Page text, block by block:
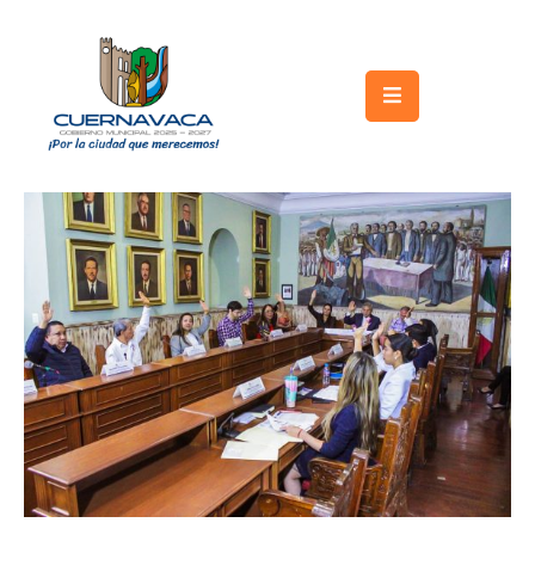
Gobierno
Turismo
Trámites
Servicios
Licitaciones
Transparencia
Directorio